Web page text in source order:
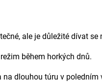
ale je důležité dívat se
během horkých dnů.
na dlouhou túru v